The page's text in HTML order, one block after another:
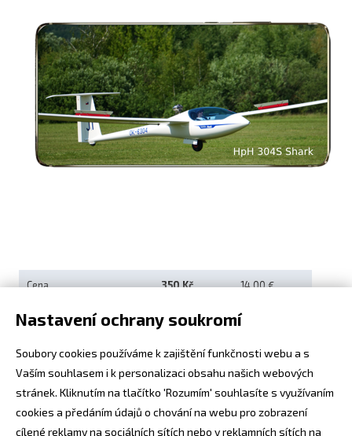
Cena 350 Kč 14.00 €
Značka telefonu:
Silikonový kryt s potiskem.
Výřezy na fotoaparát a konektory jsou vždy dle typu telefonu
Pro piloty
Série & speciály
Letecká videa
Aktuální FR + archiv
Letecká muzea
E-SHOP
Nastavení ochrany soukromí
Soubory cookies používáme k zajištění funkčnosti webu a s
Vaším souhlasem i k personalizaci obsahu našich webových
stránek. Kliknutím na tlačítko 'Rozumím' souhlasíte s využívaním
cookies a předáním údajů o chování na webu pro zobrazení
cílené reklamy na sociálních sítích nebo v reklamních sítích na